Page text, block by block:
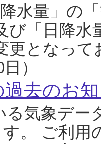
降水量」の
び「日降
更となっ
）
去のお
気象デー
。 ご利用